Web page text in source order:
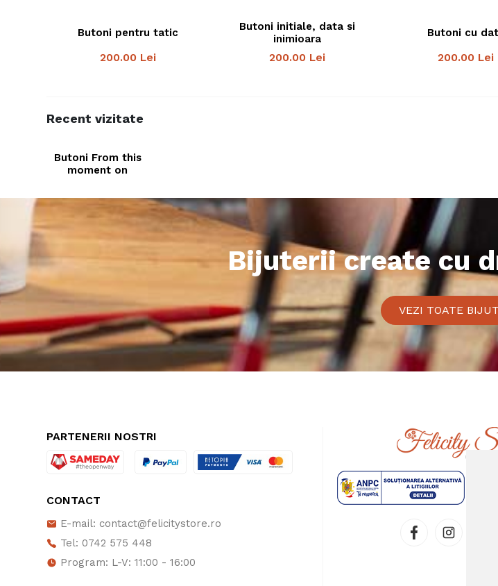
Butoni pentru tatic
200.00 Lei
Butoni initiale, data si
inimioara
200.00 Lei
Butoni cu
200.00 Lei
Recent vizitate
Butoni From this
moment on
Bijuterii create cu
VEZI TOATE
PARTENERII NOSTRI
CONTACT
E-mail: contact@felicitystore.ro
Tel: 0742 575 448
Program: L-V: 11:00 - 16:00